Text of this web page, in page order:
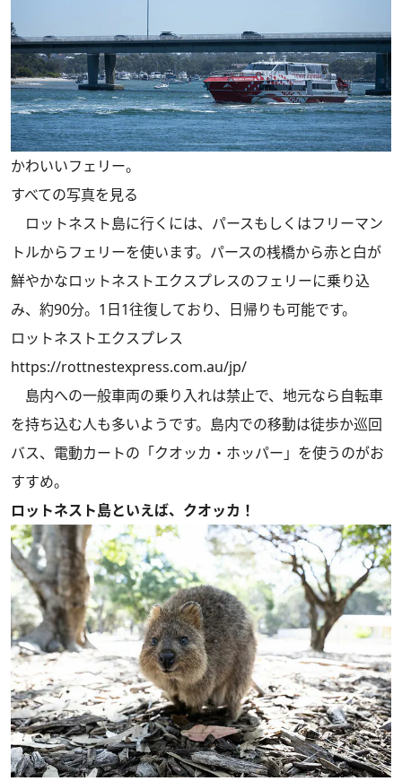
かわいいフェリー。
すべての写真を見る
ロットネスト島に行くには、パースもしくはフリーマン
トルからフェリーを使います。パースの桟橋から赤と白が
鮮やかなロットネストエクスプレスのフェリーに乗り込
み、約90分。1日1往復しており、日帰りも可能です。
ロットネストエクスプレス
https://rottnestexpress.com.au/jp/
島内への一般車両の乗り入れは禁止で、地元なら自転車
を持ち込む人も多いようです。島内での移動は徒歩か巡回
バス、電動カートの「クオッカ・ホッパー」を使うのがお
すすめ。
ロットネスト島といえば、クオッカ！